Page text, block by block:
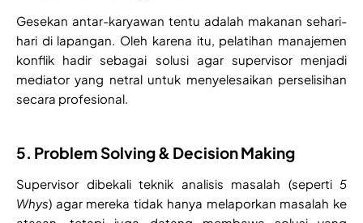
Gesekan antar-karyawan tentu adalah makanan sehari-
hari di lapangan. Oleh karena itu, pelatihan manajemen
konflik hadir sebagai solusi agar supervisor menjadi
mediator yang netral untuk menyelesaikan perselisihan
secara profesional.
5. Problem Solving & Decision Making
Supervisor dibekali teknik analisis masalah (seperti 5
Whys) agar mereka tidak hanya melaporkan masalah ke